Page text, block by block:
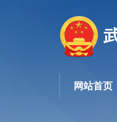
网站首页